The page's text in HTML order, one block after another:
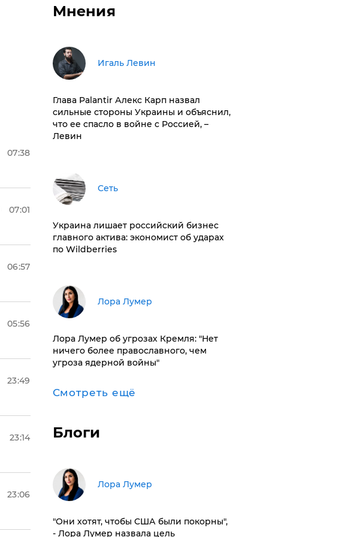
07:38
07:01
06:57
05:56
23:49
23:14
23:06
Мнения
Игаль Левин
Глава Palantir Алекс Карп назвал
сильные стороны Украины и объяснил,
что ее спасло в войне с Россией, –
Левин
Сеть
​Украина лишает российский бизнес
главного актива: экономист об ударах
по Wildberries
​Лора Лумер
Лора Лумер об угрозах Кремля: "Нет
ничего более православного, чем
угроза ядерной войны"
Смотреть ещё
Блоги
​Лора Лумер
"Они хотят, чтобы США были покорны",
- Лора Лумер назвала цель